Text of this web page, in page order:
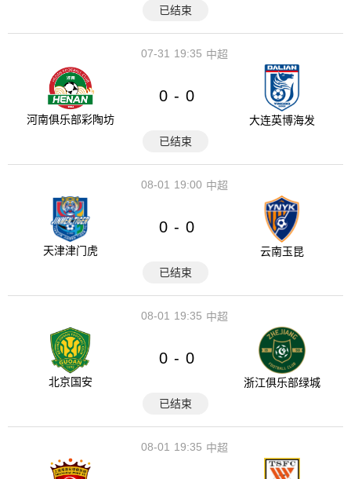
已结束
19:35
07-31 中超
河南俱乐部彩陶坊
0 - 0
大连英博海发
已结束
19:00
08-01 中超
天津津门虎
0 - 0
云南玉昆
已结束
19:35
08-01 中超
北京国安
0 - 0
浙江俱乐部绿城
已结束
19:35
08-01 中超